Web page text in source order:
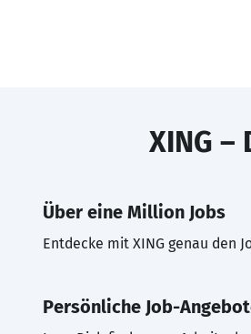
XING –
Über eine Million Jobs
Entdecke mit XING genau den
Persönliche Job-